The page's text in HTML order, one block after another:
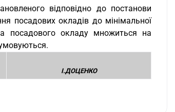
відповідно до постанови
посадових окладів до мінімальної
посадового окладу множиться на
І.ДОЦЕНКО